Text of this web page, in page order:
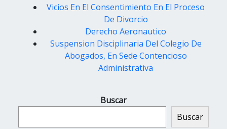
Vicios En El Consentimiento En El Proceso
De Divorcio
Derecho Aeronautico
Suspension Disciplinaria Del Colegio De
Abogados, En Sede Contencioso
Administrativa
Buscar
Buscar